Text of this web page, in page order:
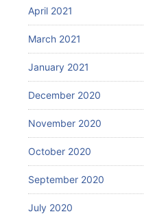
April 2021
March 2021
January 2021
December 2020
November 2020
October 2020
September 2020
July 2020